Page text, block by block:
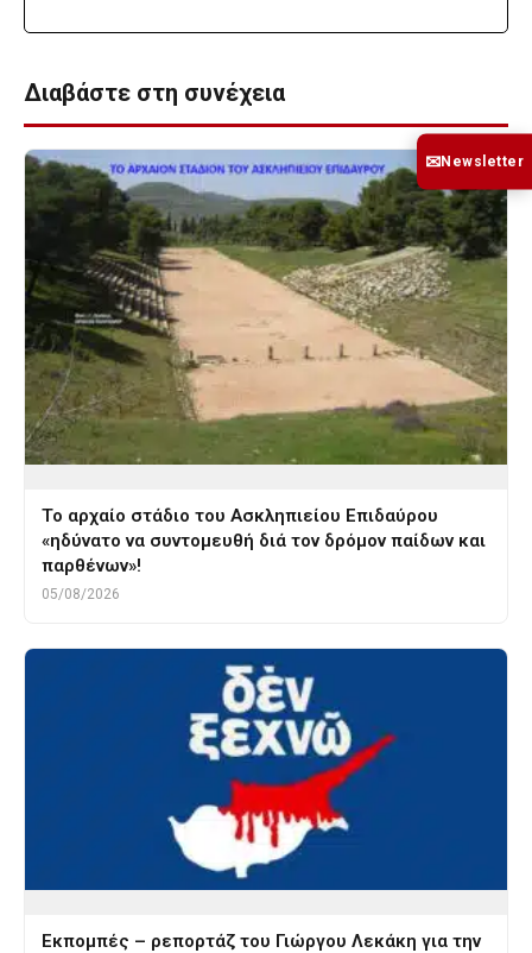
Διαβάστε στη συνέχεια
Το αρχαίο στάδιο του Ασκληπιείου Επιδαύρου
«ηδύνατο να συντομευθή διά τον δρόμον παίδων και
παρθένων»!
05/08/2026
Εκπομπές – ρεπορτάζ του Γιώργου Λεκάκη για την
✉Newsletter